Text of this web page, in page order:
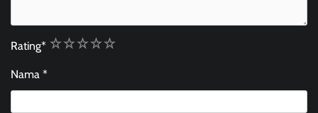
Rating* 5
4
3
2
1
Nama *